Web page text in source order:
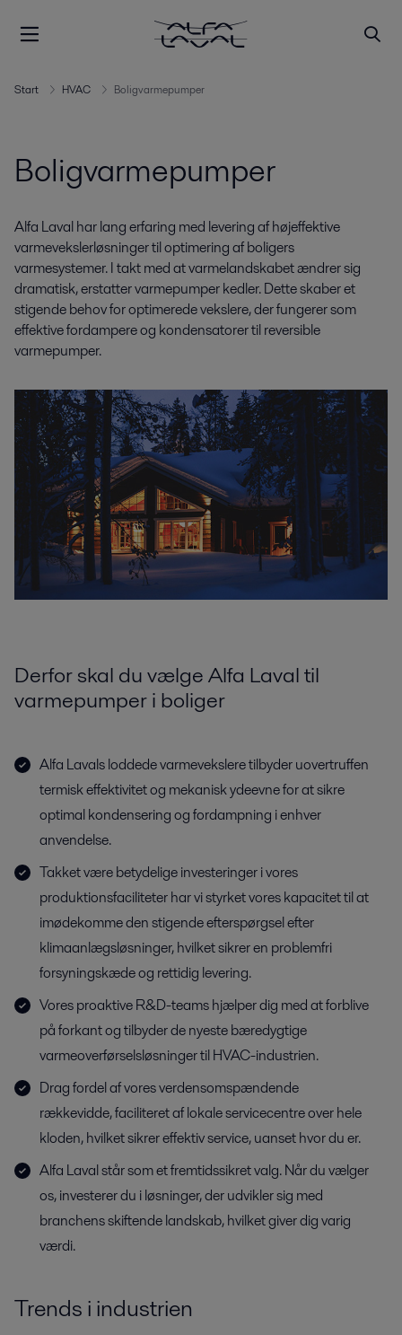
Start HVAC Boligvarmepumper
Boligvarmepumper
Alfa Laval har lang erfaring med levering af højeffektive
varmevekslerløsninger til optimering af ​​boligers
varmesystemer. I takt med at varmelandskabet ændrer sig
dramatisk, erstatter varmepumper kedler. Dette skaber et
stigende behov for optimerede vekslere, der fungerer som
effektive fordampere og kondensatorer til reversible
varmepumper.
Derfor skal du vælge Alfa Laval til
varmepumper i boliger
Alfa Lavals loddede varmevekslere tilbyder uovertruffen
termisk effektivitet og mekanisk ydeevne for at sikre
optimal kondensering og fordampning i enhver
anvendelse.
Takket være betydelige investeringer i vores
produktionsfaciliteter har vi styrket vores kapacitet til at
imødekomme den stigende efterspørgsel efter
klimaanlægsløsninger, hvilket sikrer en problemfri
forsyningskæde og rettidig levering.
Vores proaktive R&D-teams hjælper dig med at forblive
på forkant og tilbyder de nyeste bæredygtige
varmeoverførselsløsninger til HVAC-industrien.
Drag fordel af vores verdensomspændende
rækkevidde, faciliteret af lokale servicecentre over hele
kloden, hvilket sikrer effektiv service, uanset hvor du er.
Alfa Laval står som et fremtidssikret valg. Når du vælger
os, investerer du i løsninger, der udvikler sig med
branchens skiftende landskab, hvilket giver dig varig
værdi.
Trends i industrien